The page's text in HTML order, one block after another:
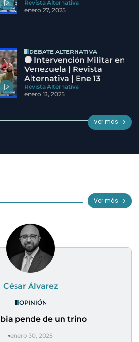
Revista Alternativa
enero 27, 2025
DEBATE ALTERNATIVA
🔵 Intervención Militar en
Venezuela | Revista
Alternativa | Ene 13
Revista Alternativa
enero 13, 2025
Ver más
Ver más
César Álvarez
OPINIÓN
pende de un trino
enero 30, 2025